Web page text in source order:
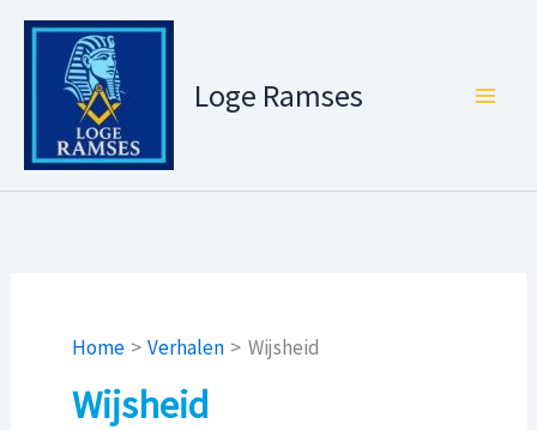
Loge Ramses
Home Verhalen Wijsheid
Wijsheid